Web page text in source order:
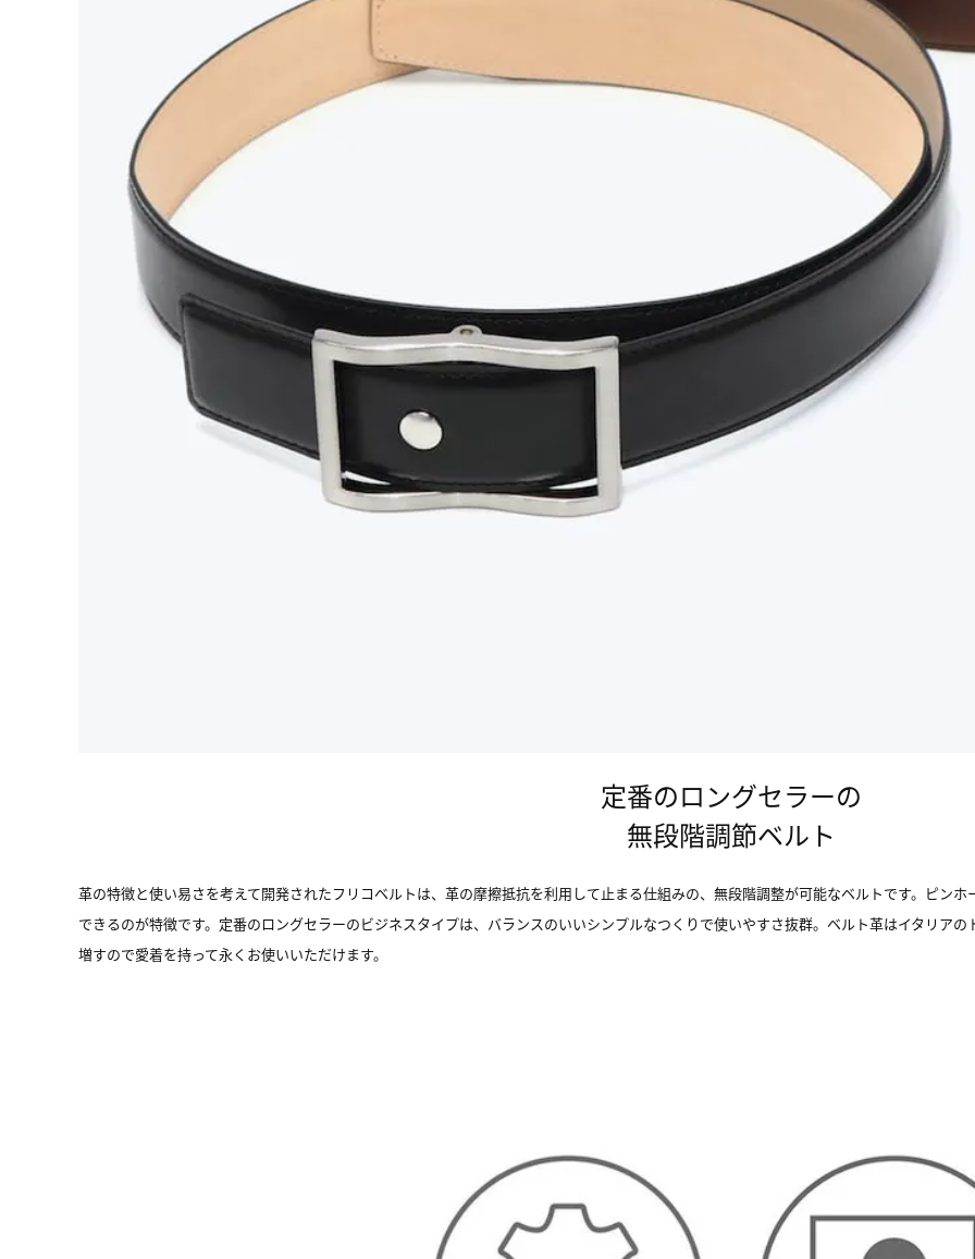
定番のロングセラーの
無段階調節ベルト
革の特徴と使い易さを考えて開発されたフリコベルトは、革の摩擦抵抗を利用して止まる仕組みの、無段階調整が可能なベルトです。ピン
できるのが特徴です。定番のロングセラーのビジネスタイプは、バランスのいいシンプルなつくりで使いやすさ抜群。ベルト革はイタリア
増すので愛着を持って永くお使いいただけます。